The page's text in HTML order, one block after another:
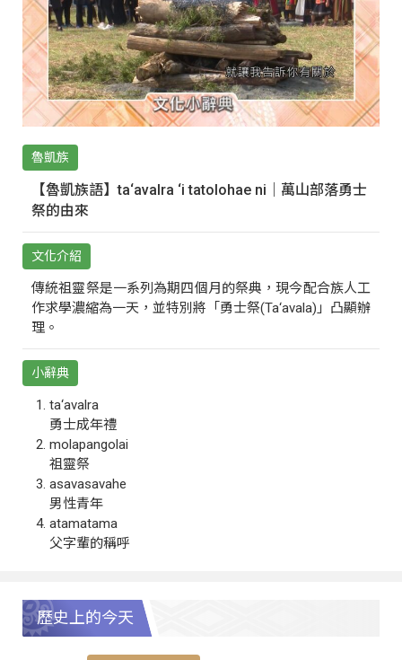
魯凱族
【魯凱族語】ta‘avalra ‘i tatolohae ni｜萬山部落勇士
祭的由來
文化介紹
傳統祖靈祭是一系列為期四個月的祭典，現今配合族人工
作求學濃縮為一天，並特別將「勇士祭(Ta‘avala)」凸顯辦
理。
小辭典
ta‘avalra
勇士成年禮
molapangolai
祖靈祭
asavasavahe
男性青年
atamatama
父字輩的稱呼
歷史上的今天